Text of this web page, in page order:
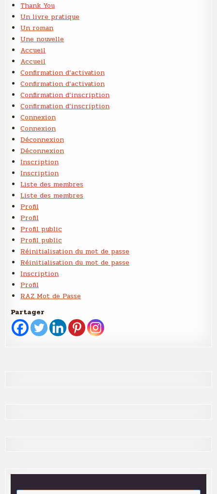
Thank You
Un livre pratique
Un roman
Une nouvelle
Accueil
Accueil
Confirmation d’activation
Confirmation d’activation
Confirmation d’inscription
Confirmation d’inscription
Connexion
Connexion
Déconnexion
Déconnexion
Inscription
Inscription
Liste des membres
Liste des membres
Profil
Profil
Profil public
Profil public
Réinitialisation du mot de passe
Réinitialisation du mot de passe
Inscription
Profil
RAZ Mot de Passe
Partager